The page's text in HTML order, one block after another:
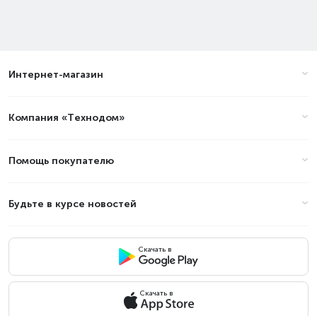
Интернет-магазин
Компания «Технодом»
Помощь покупателю
Будьте в курсе новостей
Скачать в
Скачать в